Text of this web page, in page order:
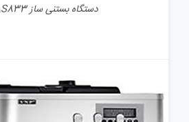
دستگاه بستنی ساز ALMAS833